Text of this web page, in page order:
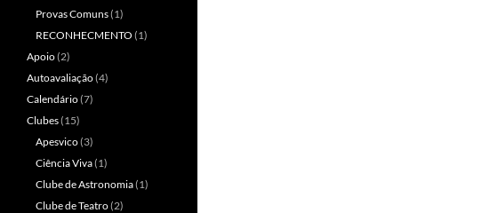
Provas Comuns(1)
RECONHECMENTO (1)
Apoio(2)
Autoavaliação(4)
Calendário(7)
Clubes(15)
Apesvico(3)
Ciência Viva(1)
Clube de Astronomia(1)
Clube de Teatro(2)